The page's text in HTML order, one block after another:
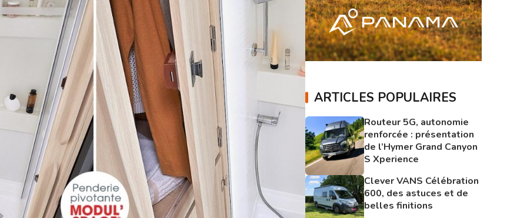
ARTICLES POPULAIRES
Routeur 5G, autonomie
renforcée : présentation
de l’Hymer Grand Canyon
S Xperience
Clever VANS Célébration
600, des astuces et de
belles finitions